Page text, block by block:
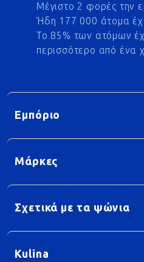
Μέγιστο 2 φορές την
Ήδη 177 000 άτομα
Το 85% των ατόμων
περισσότερο από ένα
Εμπόριο
Μάρκες
Σχετικά με τα ψώνια
Kulina